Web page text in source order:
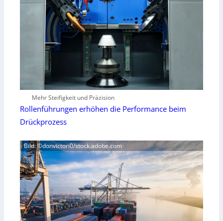
Mehr Steifigkeit und Präzision
Rollenführungen erhöhen die Performance beim
Drückprozess
Bild: ©donvictori0/stock.adobe.com